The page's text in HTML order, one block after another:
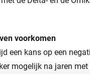
voorkomen
een kans op een
mogelijk na jaren met